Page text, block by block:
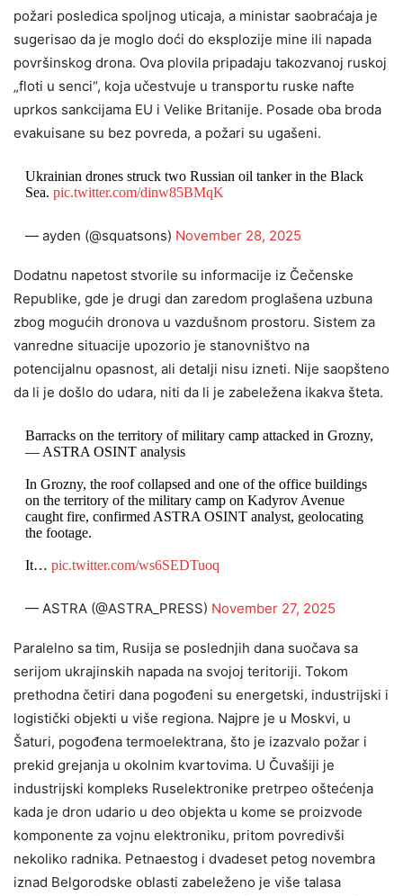
požari posledica spoljnog uticaja, a ministar saobraćaja je
sugerisao da je moglo doći do eksplozije mine ili napada
površinskog drona. Ova plovila pripadaju takozvanoj ruskoj
„floti u senci“, koja učestvuje u transportu ruske nafte
uprkos sankcijama EU i Velike Britanije. Posade oba broda
evakuisane su bez povreda, a požari su ugašeni.
Ukrainian drones struck two Russian oil tanker in the Black
Sea. pic.twitter.com/dinw85BMqK
— ayden (@squatsons) November 28, 2025
Dodatnu napetost stvorile su informacije iz Čečenske
Republike, gde je drugi dan zaredom proglašena uzbuna
zbog mogućih dronova u vazdušnom prostoru. Sistem za
vanredne situacije upozorio je stanovništvo na
potencijalnu opasnost, ali detalji nisu izneti. Nije saopšteno
da li je došlo do udara, niti da li je zabeležena ikakva šteta.
Barracks on the territory of military camp attacked in Grozny,
— ASTRA OSINT analysis
In Grozny, the roof collapsed and one of the office buildings
on the territory of the military camp on Kadyrov Avenue
caught fire, confirmed ASTRA OSINT analyst, geolocating
the footage.
It… pic.twitter.com/ws6SEDTuoq
— ASTRA (@ASTRA_PRESS) November 27, 2025
Paralelno sa tim, Rusija se poslednjih dana suočava sa
serijom ukrajinskih napada na svojoj teritoriji. Tokom
prethodna četiri dana pogođeni su energetski, industrijski i
logistički objekti u više regiona. Najpre je u Moskvi, u
Šaturi, pogođena termoelektrana, što je izazvalo požar i
prekid grejanja u okolnim kvartovima. U Čuvašiji je
industrijski kompleks Ruselektronike pretrpeo oštećenja
kada je dron udario u deo objekta u kome se proizvode
komponente za vojnu elektroniku, pritom povredivši
nekoliko radnika. Petnaestog i dvadeset petog novembra
iznad Belgorodske oblasti zabeleženo je više talasa